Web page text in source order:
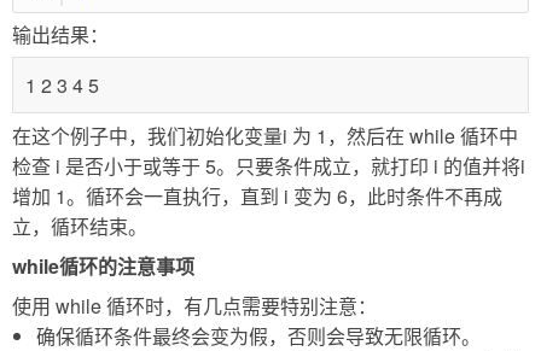
输出结果：
1 2 3 4 5
在这个例子中，我们初始化变量i 为 1，然后在 while 循环中
检查 i 是否小于或等于 5。只要条件成立，就打印 i 的值并将i
增加 1。循环会一直执行，直到 i 变为 6，此时条件不再成
立，循环结束。
while循环的注意事项
使用 while 循环时，有几点需要特别注意：
确保循环条件最终会变为假，否则会导致无限循环。